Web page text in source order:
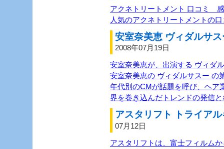
アクネトリートメント 口コミ
人気のアクネトリートメントの
安室奈美恵 ヴィダルサ
2008年07月19日
安室奈美恵が、出演する ヴィダ
安室奈美恵の ヴィダルサスー の
年代別のCMが話題を呼び、ヘア
界を巻き込んだトレンドの発信
アスタリフト トライア
07月12日
アスタリフトは、富士フィルム